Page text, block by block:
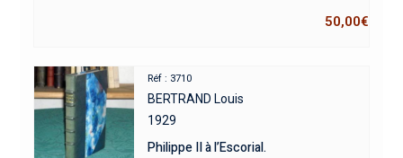
50,00€
Réf : 3710
BERTRAND Louis
1929
Philippe II à l’Escorial.